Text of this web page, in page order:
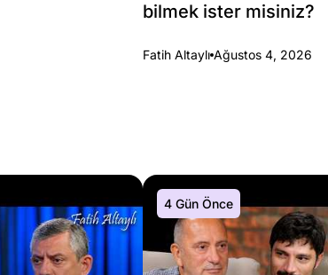
bilmek ister misiniz?
Fatih Altaylı Ağustos 4, 2026
4 Gün Önce